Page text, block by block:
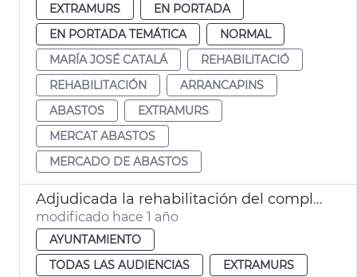
EXTRAMURS
EN PORTADA
EN PORTADA TEMÁTICA
NORMAL
MARÍA JOSÉ CATALÁ
REHABILITACIÓ
REHABILITACIÓN
ARRANCAPINS
ABASTOS
EXTRAMURS
MERCAT ABASTOS
MERCADO DE ABASTOS
Adjudicada la rehabilitación del complejo de Abastos de València
modificado hace 1 año
AYUNTAMIENTO
TODAS LAS AUDIENCIAS
EXTRAMURS